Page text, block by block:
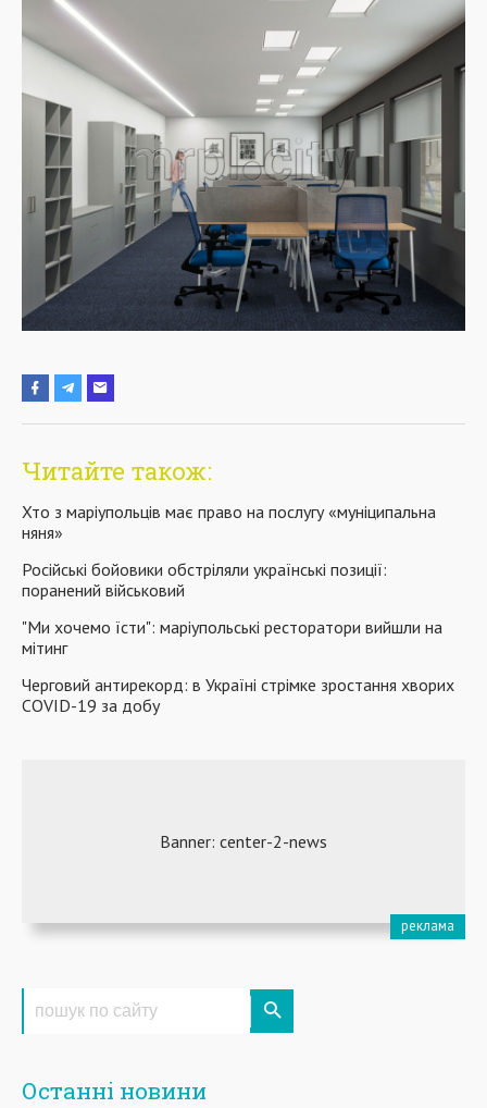
Читайте також:
Хто з маріупольців має право на послугу «муніципальна
няня»
Російські бойовики обстріляли українські позиції:
поранений військовий
"Ми хочемо їсти": маріупольські ресторатори вийшли на
мітинг
Черговий антирекорд: в Україні стрімке зростання хворих
COVID-19 за добу
Останні новини